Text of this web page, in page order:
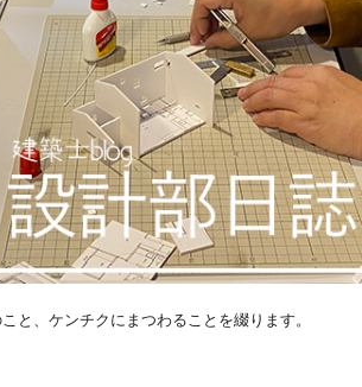
と、ケンチクにまつわることを綴ります。